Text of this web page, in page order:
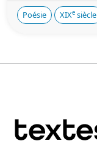
Poésie XIXe siècle